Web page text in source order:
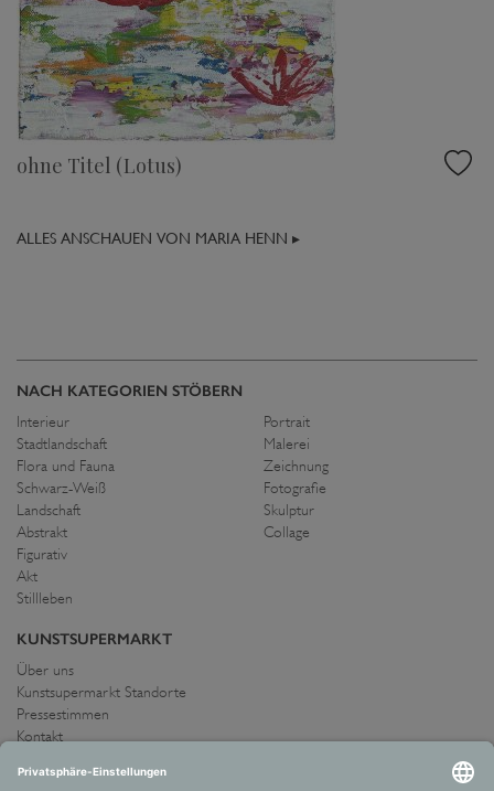
ohne Titel (Lotus)
ALLES ANSCHAUEN VON MARIA HENN ▸
NACH KATEGORIEN STÖBERN
Interieur
Stadtlandschaft
Flora und Fauna
Schwarz-Weiß
Landschaft
Abstrakt
Figurativ
Akt
Stillleben
Portrait
Malerei
Zeichnung
Fotografie
Skulptur
Collage
KUNSTSUPERMARKT
Über uns
Kunstsupermarkt Standorte
Pressestimmen
Kontakt
IMPRESSUM UND AGB